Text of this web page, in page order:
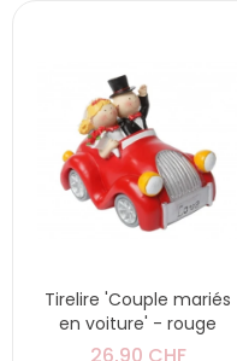
Tirelire 'Couple mariés
en voiture' - rouge